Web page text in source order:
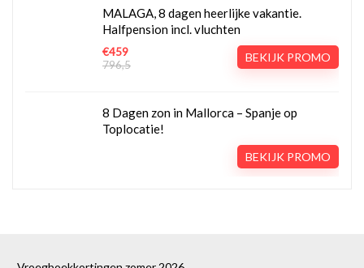
MALAGA, 8 dagen heerlijke vakantie.
Halfpension incl. vluchten
€459
796,5
BEKIJK PROMO
8 Dagen zon in Mallorca – Spanje op
Toplocatie!
BEKIJK PROMO